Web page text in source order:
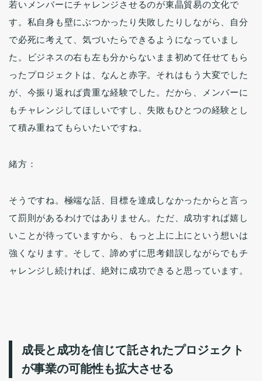
若いメンバーにチャレンジさせるのが東晶貿易の文化で
す。私自身も壁にぶつかったり失敗したりしながら、自分
で必死に考えて、気づいたらできるようになっていまし
た。ビジネスの右も左も分からないまま初めて任せてもら
ったプロジェクトは、なんと赤字。それはもう大変でした
が、今振り返れば貴重な経験でした。だから、メンバーに
もチャレンジしてほしいですし、失敗もひとつの経験とし
て積み重ねてもらいたいですね。
緒方：
そうですね。極端な話、目標を達成しなかったからと言っ
て罰則があるわけではありません。ただ、成功すれば嬉し
いことが待っていますから、もっと上に上にという想いは
強くなります。そして、諦めずに思考錯誤しながらでもチ
ャレンジし続ければ、絶対に成功できると思っています。
成長と成功を信じて託されたプロジェクト
が事業の可能性も拡大させる